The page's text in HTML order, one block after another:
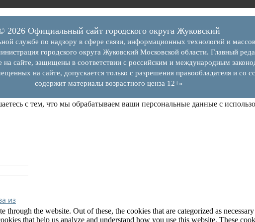
из
2026 Официальный сайт городского округа Жуковский
службе по надзору в сфере связи, информационных технологий и
городского округа Жуковский Московской области. Главный
сайте, защищены в соответствии с российским и международным
на сайте, допускается только с разрешения правообладателя и со
содержит материалы возрастного ценза 12+»
с тем, что мы обрабатываем ваши персональные данные с
the website. Out of these, the cookies that are categorized as
that help us analyze and understand how you use this website. These